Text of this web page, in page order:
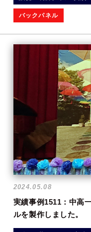
バックパネル
2024.05.08
実績事例1511：中高
ルを製作しました。